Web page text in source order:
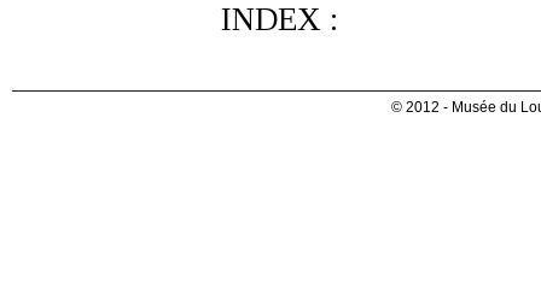
INDEX :
© 2012 - Musée du